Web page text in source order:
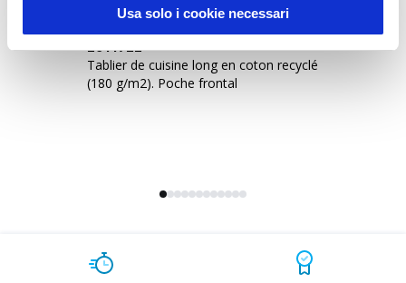
Usa solo i cookie necessari
2641722
Tablier de cuisine long en coton recyclé
(180 g/m2). Poche frontal